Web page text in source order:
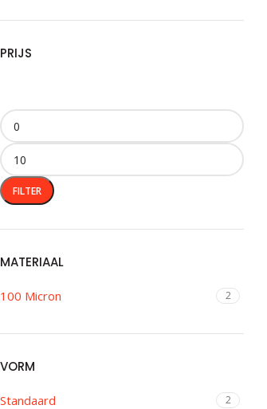
PRIJS
FILTER
MATERIAAL
100 Micron 2
VORM
Standaard 2